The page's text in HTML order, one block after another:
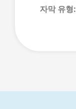
자막 유형: